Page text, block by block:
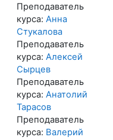
Преподаватель
курса: Анна
Стукалова
Преподаватель
курса: Алексей
Сырцев
Преподаватель
курса: Анатолий
Тарасов
Преподаватель
курса: Валерий